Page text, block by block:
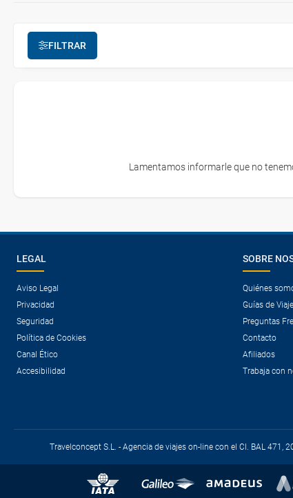
¿Cuántos días?
Todas las categorías
FILTRAR
Lamentamos informarle que no
LEGAL
Aviso Legal
Privacidad
Seguridad
Política de Cookies
Canal Ético
Accesibilidad
SOBRE
Quiénes
Guías de
Preguntas
Contacto
Afiliados
Trabaja con
Travelconcept S.L. - Agencia de viajes on-line con el CI. BAL 471,